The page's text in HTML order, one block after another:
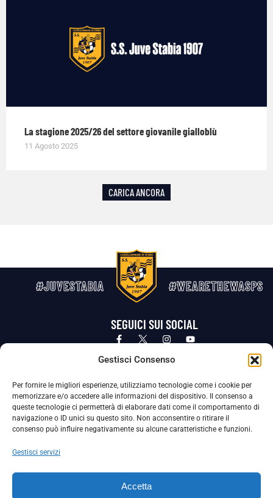
Gestisci Consenso
Per fornire le migliori esperienze, utilizziamo tecnologie come i cookie per
memorizzare e/o accedere alle informazioni del dispositivo. Il consenso a
queste tecnologie ci permetterà di elaborare dati come il comportamento di
navigazione o ID unici su questo sito. Non acconsentire o ritirare il
consenso può influire negativamente su alcune caratteristiche e funzioni.
Gestisci servizi
Accetta
La stagione 2025/26 del settore giovanile gialloblù
11 Agosto 2025
CARICA ANCORA
#JUVESTABIA #WEARETHEWASPS
SEGUICI SUI SOCIAL
Privacy Policy Cookie Policy
La Società ha nominato il Responsabile della Protezione dei Dati Personali (DPO), figura specializzata che vigila sulle modalità
adottate dalla nostra Società per tutelare i Suoi dati personali.
Per contattare il DPO può scrivere a